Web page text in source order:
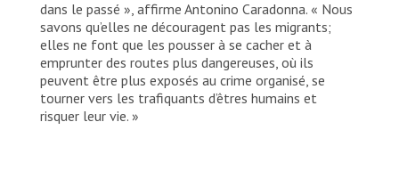
dans le passé », affirme Antonino Caradonna. « Nous
savons qu’elles ne découragent pas les migrants;
elles ne font que les pousser à se cacher et à
emprunter des routes plus dangereuses, où ils
peuvent être plus exposés au crime organisé, se
tourner vers les trafiquants d’êtres humains et
risquer leur vie. »